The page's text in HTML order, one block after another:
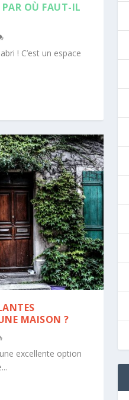
OÙ FAUT-IL
! C’est un espace
MAISON ?
excellente option